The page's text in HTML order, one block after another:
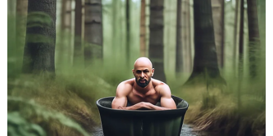
Belanjawan Sabah
Infrastruktur
Luar Bandar
Mohamaddin Ketapi